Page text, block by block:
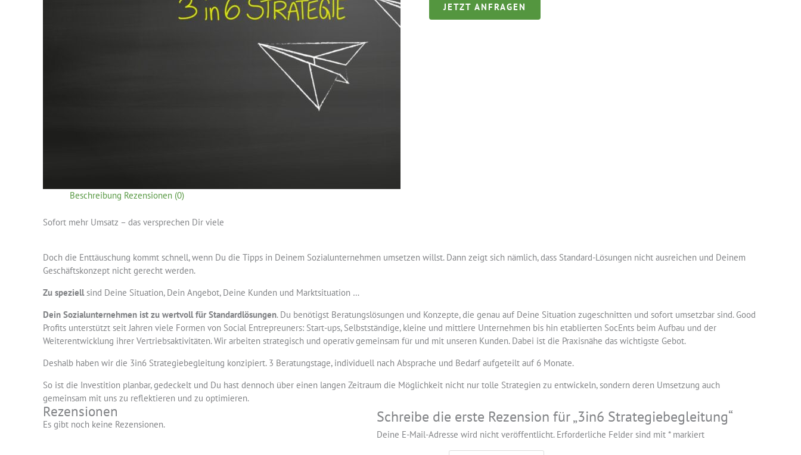
JETZT ANFRAGEN
Beschreibung Rezensionen (0)
Sofort mehr Umsatz – das versprechen Dir viele
Doch die Enttäuschung kommt schnell, wenn Du die Tipps in Deinem Sozialunternehmen umsetzen willst. Dann zeigt sich nämlich, dass Standard-Lösungen nicht ausreichen und Deinem
Geschäftskonzept nicht gerecht werden.
Zu speziellsind Deine Situation, Dein Angebot, Deine Kunden und Marktsituation …
Dein Sozialunternehmen ist zu wertvoll für Standardlösungen. Du benötigst Beratungslösungen und Konzepte, die genau auf Deine Situation zugeschnitten und sofort umsetzbar sind. Good
Profits unterstützt seit Jahren viele Formen von Social Entrepreuners: Start-ups, Selbstständige, kleine und mittlere Unternehmen bis hin etablierten SocEnts beim Aufbau und der
Weiterentwicklung ihrer Vertriebsaktivitäten. Wir arbeiten strategisch und operativ gemeinsam für und mit unseren Kunden. Dabei ist die Praxisnähe das wichtigste Gebot.
Deshalb haben wir die 3in6 Strategiebegleitung konzipiert. 3 Beratungstage, individuell nach Absprache und Bedarf aufgeteilt auf 6 Monate.
So ist die Investition planbar, gedeckelt und Du hast dennoch über einen langen Zeitraum die Möglichkeit nicht nur tolle Strategien zu entwickeln, sondern deren Umsetzung auch
gemeinsam mit uns zu reflektieren und zu optimieren.
Rezensionen
Es gibt noch keine Rezensionen. Schreibe die erste Rezension für „3in6 Strategiebegleitung“
Deine E-Mail-Adresse wird nicht veröffentlicht. Erforderliche Felder sind mit *markiert